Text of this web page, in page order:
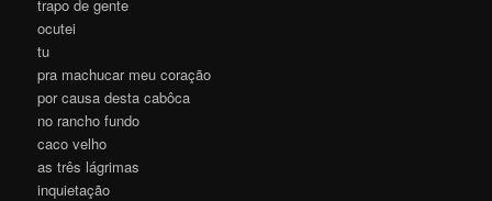
trapo de gente
ocutei
tu
pra machucar meu coração
por causa desta cabôca
no rancho fundo
caco velho
as três lágrimas
inquietação